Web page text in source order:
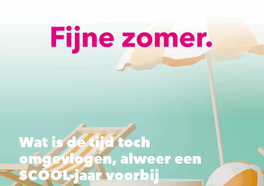
Wat is de tijd toch
omgevlogen, alweer een
SCOOL-jaar voorbij